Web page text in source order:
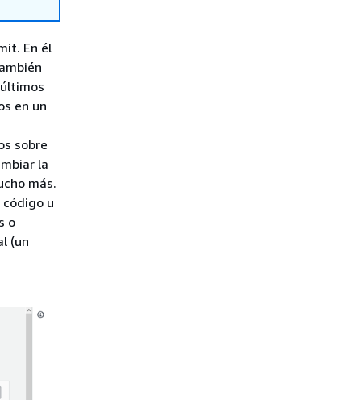
En él
en un
sobre
la
más.
u
o
(un